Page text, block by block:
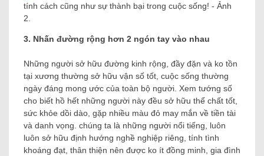
3. Nhấn đường rộng hơn 2 ngón tay vào nhau
Những người sở hữu đường kinh rộng, đầy đặn và ko tồn
tại xương thường sở hữu vận số tốt, cuộc sống thường
ngày đáng mong ước của toàn bộ người. Xem tướng số
cho biết hồ hết những người này đều sở hữu thể chất tốt,
sức khỏe dồi dào, gặp nhiều màu đỏ may mắn về tiền tài
và danh vọng. chúng ta là những người nổi tiếng, luôn
luôn sở hữu định hướng nghề nghiệp riêng, tính tình
khoáng đạt, thân thiện nên được ko ít đồng minh, gia đình